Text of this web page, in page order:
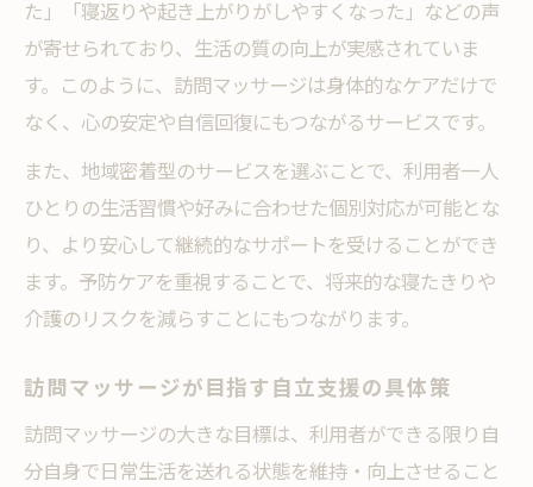
た」「寝返りや起き上がりがしやすくなった」などの声
が寄せられており、生活の質の向上が実感されていま
す。このように、訪問マッサージは身体的なケアだけで
なく、心の安定や自信回復にもつながるサービスです。
また、地域密着型のサービスを選ぶことで、利用者一人
ひとりの生活習慣や好みに合わせた個別対応が可能とな
り、より安心して継続的なサポートを受けることができ
ます。予防ケアを重視することで、将来的な寝たきりや
介護のリスクを減らすことにもつながります。
訪問マッサージが目指す自立支援の具体策
訪問マッサージの大きな目標は、利用者ができる限り自
分自身で日常生活を送れる状態を維持・向上させること